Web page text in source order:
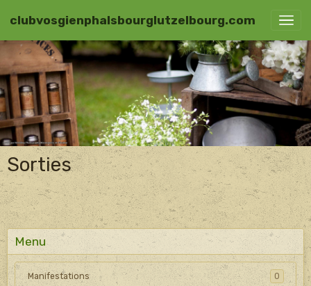
clubvosgienphalsbourglutzelbourg.com
Sorties
Menu
Manifestations 0